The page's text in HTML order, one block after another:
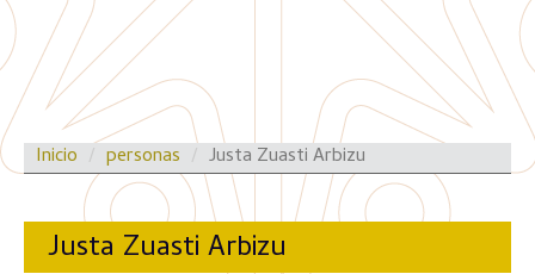
Inicio personas Justa Zuasti Arbizu
Justa Zuasti Arbizu